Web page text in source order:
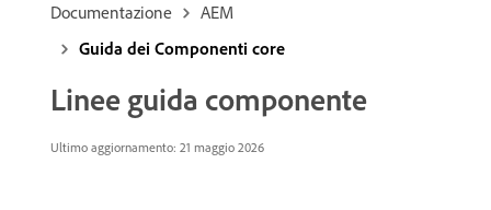
Documentazione
AEM
Guida dei Componenti core
Linee guida componente
Ultimo aggiornamento: 21 maggio 2026